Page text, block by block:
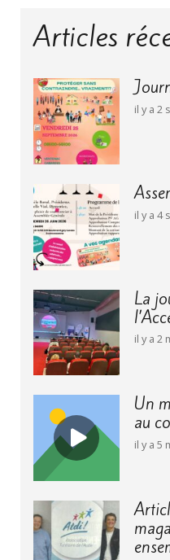
Articles
il y a 2
il y a 4
La
il y a 2
Un
au
il y a 5